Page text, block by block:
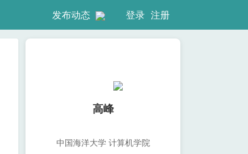
发布动态 登录 注册
高峰
中国海洋大学 计算机学院